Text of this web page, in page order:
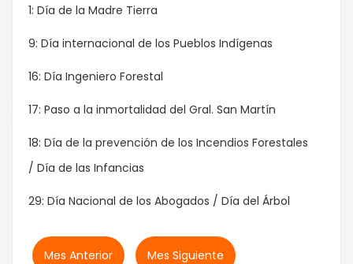
1: Día de la Madre Tierra
9: Día internacional de los Pueblos Indígenas
16: Día Ingeniero Forestal
17: Paso a la inmortalidad del Gral. San Martín
18: Día de la prevención de los Incendios Forestales
/ Día de las Infancias
29: Día Nacional de los Abogados / Día del Árbol
Mes Anterior Mes Siguiente